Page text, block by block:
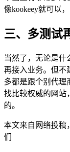
像kookeey就可以，
三、多测试
当然了，无论是什
再接入业务。但不
多都是跟个别代理
找比较权威的网站
的。
本文来自网络投稿
们